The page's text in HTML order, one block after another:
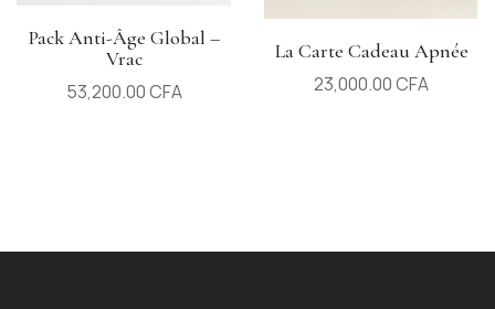
Pack Anti-Âge Global –
Vrac
53,200.00CFA
La Carte Cadeau Apnée
23,000.00CFA